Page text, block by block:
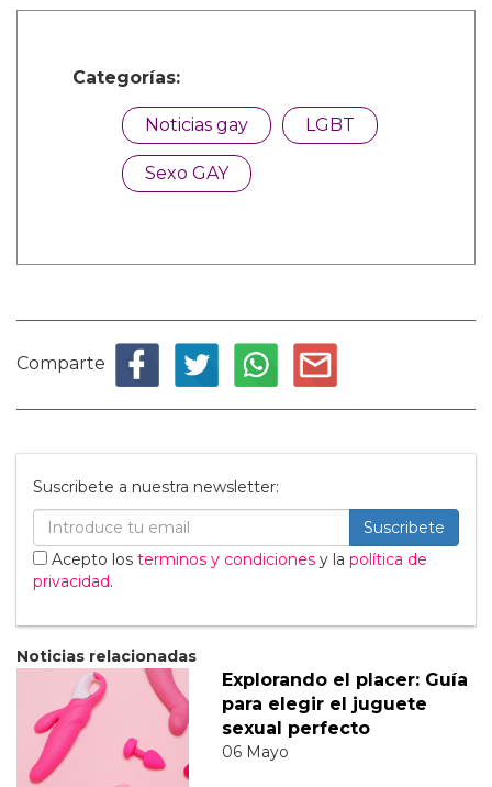
Categorías:
Noticias gay LGBT
Sexo GAY
Comparte
Suscribete a nuestra newsletter:
Suscribete
Acepto los terminos y condiciones y la política de
privacidad.
Noticias relacionadas
Explorando el placer: Guía
para elegir el juguete
sexual perfecto
06 Mayo